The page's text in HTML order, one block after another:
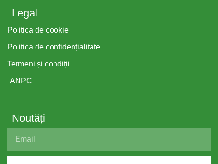
Legal
Politica de cookie
Politica de confidențialitate
Termeni și condiții
ANPC
Noutăți